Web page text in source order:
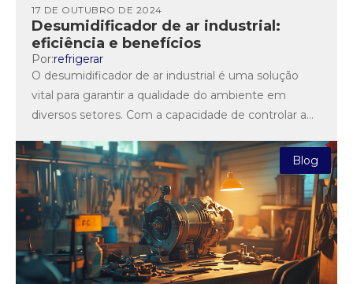
Desumidificador de ar industrial:
eficiência e benefícios
17 DE OUTUBRO DE 2024
Por:refrigerar
O desumidificador de ar industrial é uma solução
vital para garantir a qualidade do ambiente em
diversos setores. Com a capacidade de controlar a
Blog